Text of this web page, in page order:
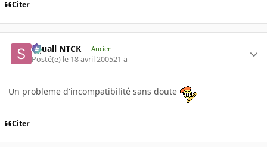
Citer
Squall NTCK Ancien
Posté(e) le 18 avril 200521 a
Un probleme d'incompatibilité sans doute
Citer